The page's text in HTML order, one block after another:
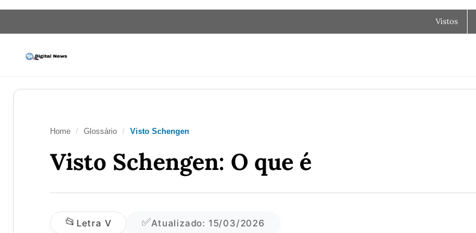
para
Vistos
Home / Glossário / Visto Schengen
Visto Schengen: O que é
📂 Letra V ✅Atualizado: 15/03/2026